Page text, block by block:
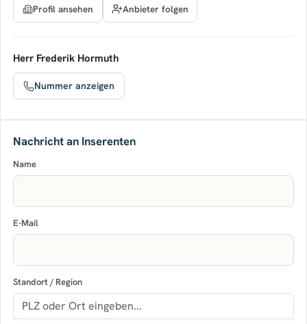
Profil ansehen Anbieter folgen
Herr Frederik Hormuth
Nummer anzeigen
Nachricht an Inserenten
Name
E-Mail
Standort / Region